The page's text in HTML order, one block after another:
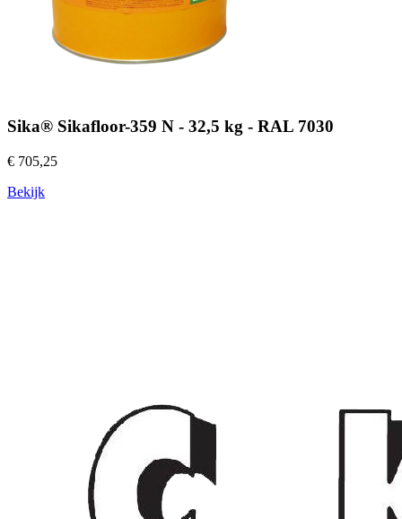
Sika® Sikafloor-359 N - 32,5 kg - RAL 7030
€ 705,25
Bekijk